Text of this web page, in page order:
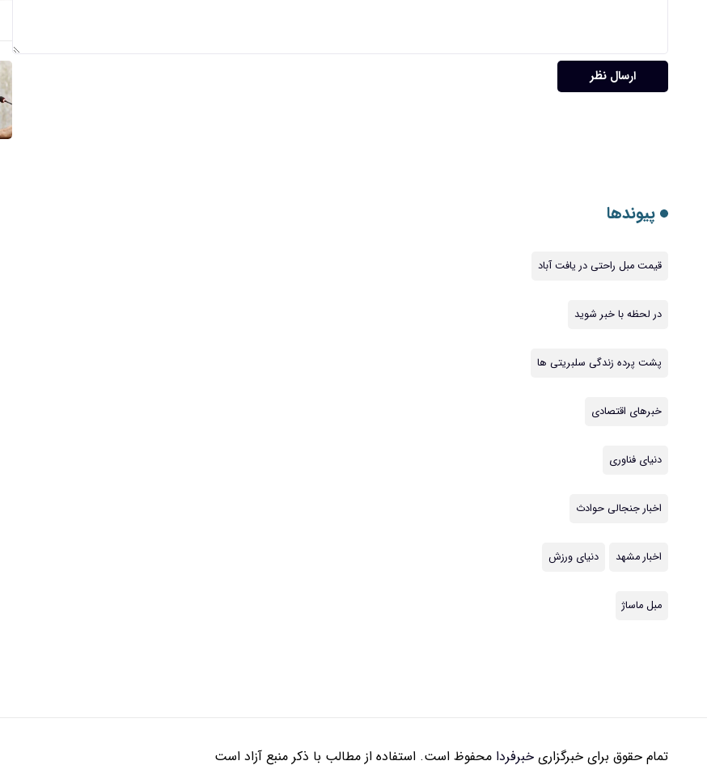
ارسال نظر
پیوندها
قیمت مبل راحتی در یافت آباد
در لحظه با خبر شوید
پشت پرده زندگی سلبریتی ها
خبرهای اقتصادی
دنیای فناوری
اخبار جنجالی حوادث
اخبار مشهد دنیای ورزش
مبل ماساژ
تمام حقوق برای خبرگزاری خبرفردا محفوظ است. استفاده از مطالب با ذکر منبع آزاد است